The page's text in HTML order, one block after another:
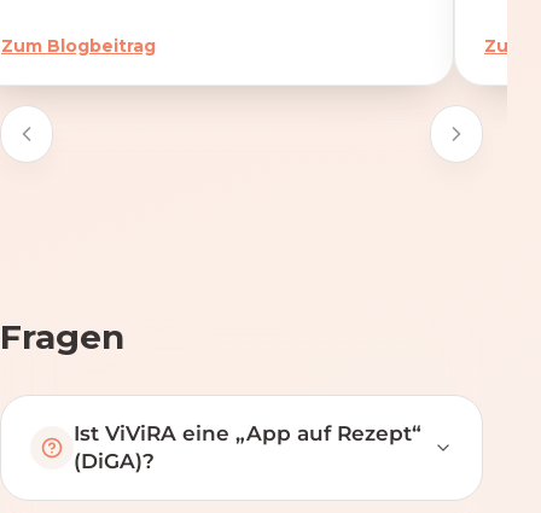
Zum Blogbeitrag Zum
Fragen
Ist ViViRA eine „App auf Rezept“
(DiGA)?